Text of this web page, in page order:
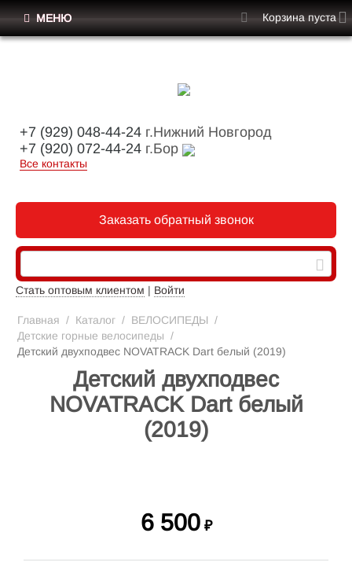
+7 (929) 048-44-24 г.Нижний Новгород
+7 (920) 072-44-24 г.Бор
Все контакты
Заказать обратный звонок
Стать оптовым клиентом | Войти
МЕНЮ Корзина пуста
Главная / Каталог / ВЕЛОСИПЕДЫ /
Детские горные велосипеды /
Детский двухподвес NOVATRACK Dart белый (2019)
Детский двухподвес
NOVATRACK Dart белый
(2019)
6 500 ₽